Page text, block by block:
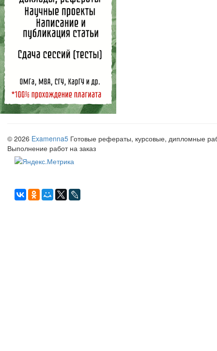
© 2026 Examenna5 Готовые рефераты, курсовые, дипломные
Выполнение работ на заказ